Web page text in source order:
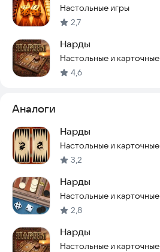
Настольные игры
2,7
Нарды
Настольные и карточные
4,6
Аналоги
Нарды
Настольные и карточные
3,2
Нарды
Настольные и карточные
2,8
Нарды
Настольные и карточные